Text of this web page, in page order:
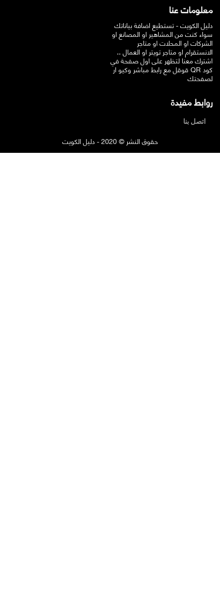
معلومات عنا
دليل الكويت - تستطيع اضافة بياناتك
سواء كنت من المشاهير او المصانع او
الشركات او المحلات او متاجر
الانستقرام او متاجر تويتر او العمال ..
اشترك معنا لتظهر على اول صفحة في
قوقل مع رابط مباشر وكيو ار QR كود
لصفحتك
روابط مفيدة
حقوق النشر © 2020 - دليل الكويت